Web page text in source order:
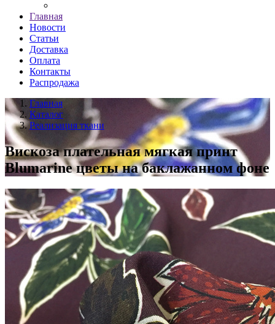
Главная
Новости
Статьи
Доставка
Оплата
Контакты
Распродажа
Главная
Каталог
Реализация ткани
Вискоза плательная мягкая принт
Blumarine цветы на баклажанном фоне